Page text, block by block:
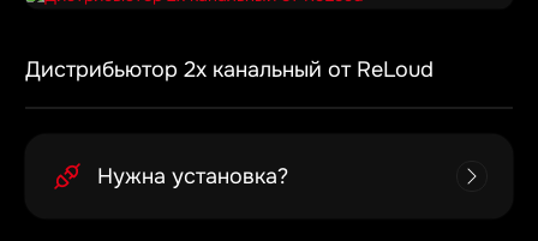
Дистрибьютор 2х канальный от ReLoud
Нужна установка?